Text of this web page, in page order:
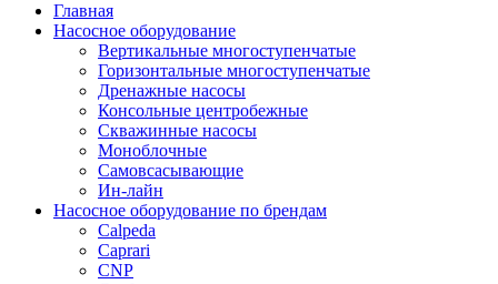
Главная
Насосное оборудование
Вертикальные многоступенчатые
Горизонтальные многоступенчатые
Дренажные насосы
Консольные центробежные
Скважинные насосы
Моноблочные
Самовсасывающие
Ин-лайн
Насосное оборудование по брендам
Calpeda
Caprari
CNP